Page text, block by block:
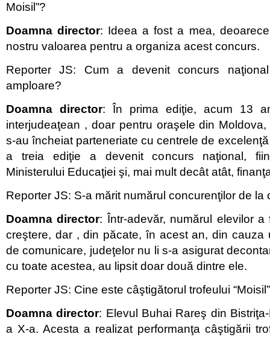
Moisil”?
Doamna director: Ideea a fost a mea,
nostru valoarea pentru a organiza acest concurs.
Reporter JS: Cum a devenit concurs
amploare?
Doamna director: În prima ediţie, acum 13
interjudeaţean , doar pentru oraşele din
s-au încheiat parteneriate cu centrele de
a treia ediţie a devenit concurs naţional,
Ministerului Educaţiei şi, mai mult decât atât,
Reporter JS: S-a mărit numărul concurenţilor de la
Doamna director: Într-adevăr, numărul elevilor
creştere, dar , din păcate, în acest an, din cauza
de comunicare, judeţelor nu li s-a asigurat
cu toate acestea, au lipsit doar două dintre ele.
Reporter JS: Cine este câştigătorul trofeului
Doamna director: Elevul Buhai Rareş din
a X-a. Acesta a realizat performanţa câştigării